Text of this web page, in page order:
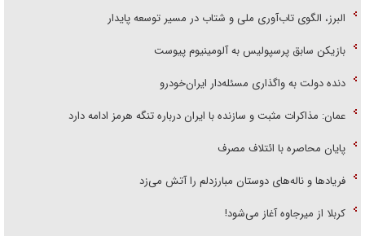
البرز، الگوی تاب‌آوری ملی و شتاب در مسیر توسعه پایدار
بازیکن سابق پرسپولیس به آلومینیوم پیوست
دنده دولت به واگذاری مسئله‌دار ایران‌خودرو
عمان: مذاکرات مثبت و سازنده با ایران درباره تنگه هرمز ادامه دارد
پایان محاصره با ائتلاف مصرف
فریاد‌ها و ناله‌های دوستان مبارزدلم را آتش می‌زد
کربلا از میرجاوه آغاز می‌شود!